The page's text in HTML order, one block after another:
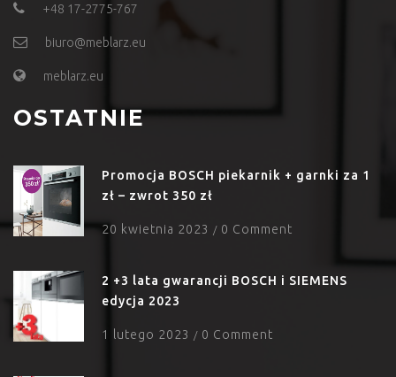
+48 17-2775-767
biuro@meblarz.eu
meblarz.eu
OSTATNIE
Promocja BOSCH piekarnik + garnki za 1
zł – zwrot 350 zł
20 kwietnia 2023 / 0 Comment
2 +3 lata gwarancji BOSCH i SIEMENS
edycja 2023
1 lutego 2023 / 0 Comment